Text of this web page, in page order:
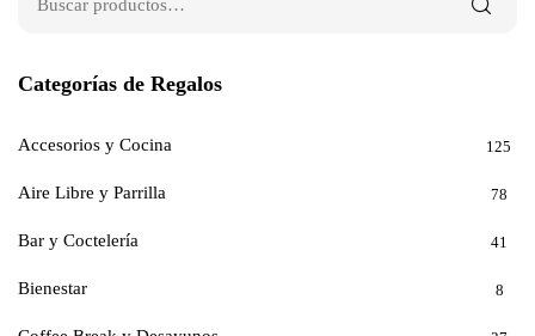
Categorías de Regalos
Accesorios y Cocina 125
Aire Libre y Parrilla 78
Bar y Coctelería 41
Bienestar 8